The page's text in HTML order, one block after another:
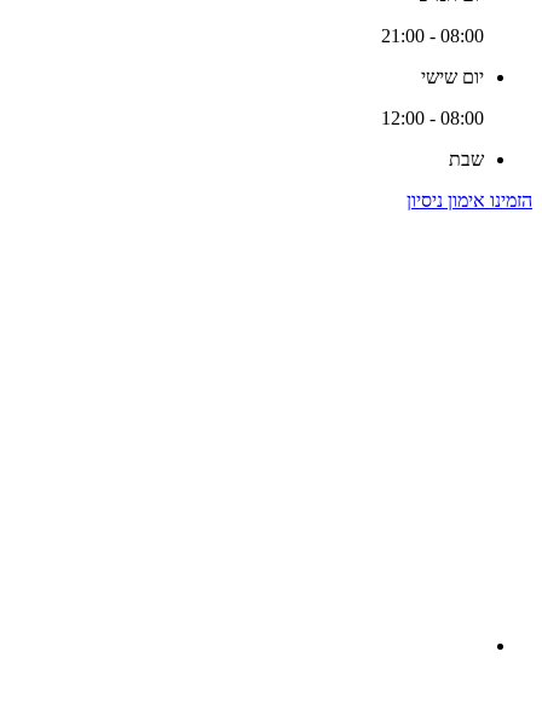
08:00 - 21:00
יום שישי
08:00 - 12:00
שבת
הזמינו אימון ניסיון